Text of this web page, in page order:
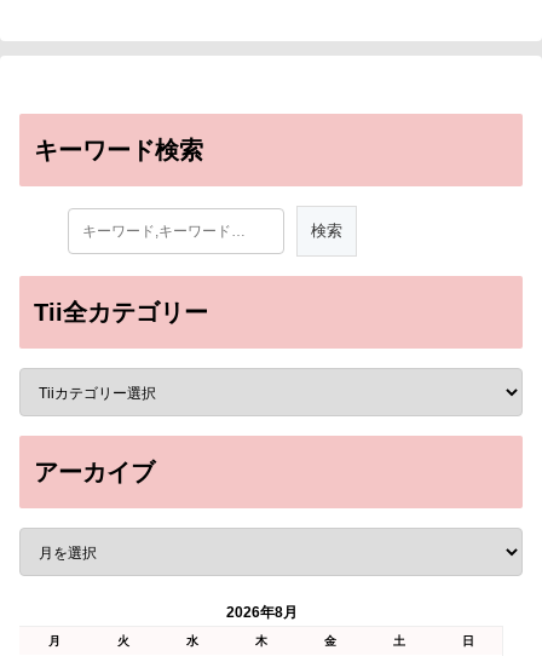
Variants)
キーワード検索
Tii全カテゴリー
アーカイブ
2026年8月
月 火 水 木 金 土
日